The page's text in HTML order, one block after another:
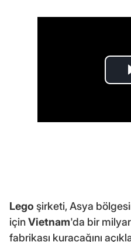
Lego şirketi, Asya
içinVietnam'da bir
fabrikası kuracağını